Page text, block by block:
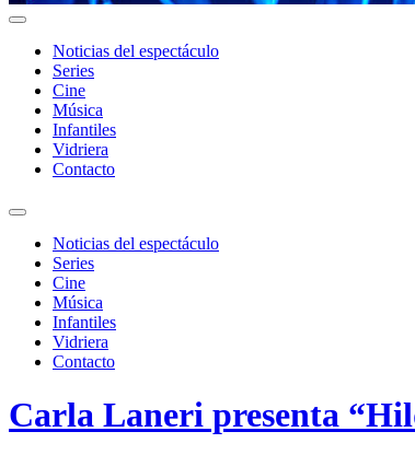
Noticias del espectáculo
Series
Cine
Música
Infantiles
Vidriera
Contacto
Toggle
search
field
Noticias del espectáculo
Series
Cine
Música
Infantiles
Vidriera
Contacto
Carla Laneri presenta